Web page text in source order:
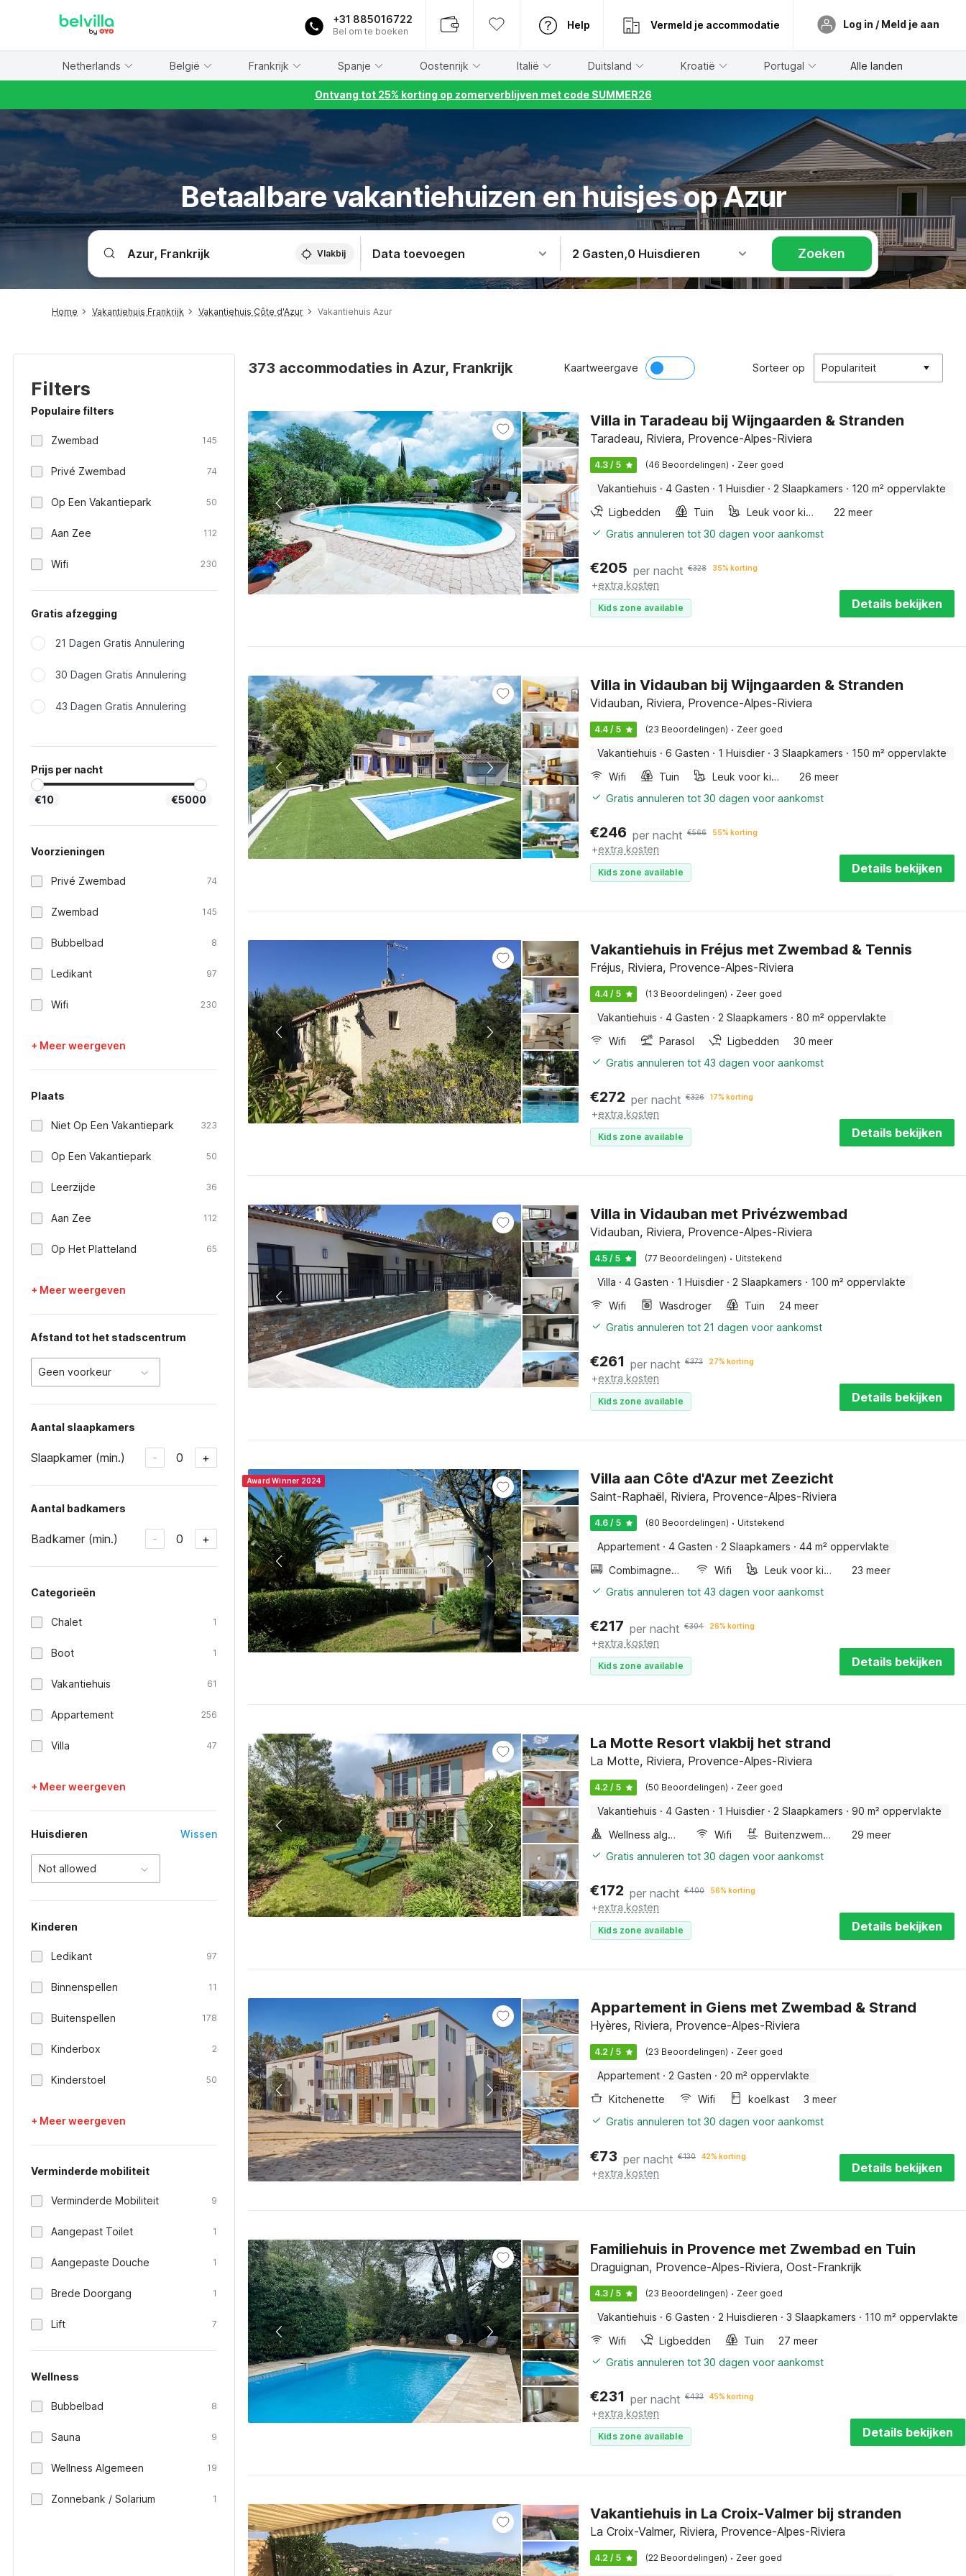
+31 885016722
Bel om te boeken
Help Vermeld je accommodatie Log in / Meld je aan
Netherlands België Frankrijk Spanje Oostenrijk Italië Duitsland Kroatië Portugal Alle landen
Ontvang tot 25% korting op zomerverblijven met code SUMMER26
Betaalbare vakantiehuizen en huisjes op Azur
Vlakbij Data toevoegen 2 Gasten,0 Huisdieren Zoeken
Home Vakantiehuis Frankrijk Vakantiehuis Côte d'Azur Vakantiehuis Azur
Filters
Populaire filters
Zwembad 145
Privé Zwembad 74
Op Een Vakantiepark 50
Aan Zee 112
Wifi 230
Gratis afzegging
21 Dagen Gratis Annulering
30 Dagen Gratis Annulering
43 Dagen Gratis Annulering
Prijs per nacht
€10 €5000
Voorzieningen
Privé Zwembad 74
Zwembad 145
Bubbelbad 8
Ledikant 97
Wifi 230
+ Meer weergeven
Plaats
Niet Op Een Vakantiepark 323
Op Een Vakantiepark 50
Leerzijde 36
Aan Zee 112
Op Het Platteland 65
+ Meer weergeven
Afstand tot het stadscentrum
Geen voorkeur
Aantal slaapkamers
Slaapkamer (min.) - 0 +
Aantal badkamers
Badkamer (min.) - 0 +
Categorieën
Chalet 1
Boot 1
Vakantiehuis 61
Appartement 256
Villa 47
+ Meer weergeven
Huisdieren Wissen
Not allowed
Kinderen
Ledikant 97
Binnenspellen 11
Buitenspellen 178
Kinderbox 2
Kinderstoel 50
+ Meer weergeven
Verminderde mobiliteit
Verminderde Mobiliteit 9
Aangepast Toilet 1
Aangepaste Douche 1
Brede Doorgang 1
Lift 7
Wellness
Bubbelbad 8
Sauna 9
Wellness Algemeen 19
Zonnebank / Solarium 1
373 accommodaties in Azur, Frankrijk Kaartweergave Sorteer op Populariteit
Villa in Taradeau bij Wijngaarden & Stranden
Taradeau, Riviera, Provence-Alpes-Riviera
4.3 / 5 (46 Beoordelingen) · Zeer goed
Vakantiehuis · 4 Gasten · 1 Huisdier · 2 Slaapkamers · 120 m² oppervlakte
Ligbedden
Tuin Leuk voor kinderen
22 meer
Gratis annuleren tot 30 dagen voor aankomst
€205 per nacht €328 35% korting
+extra kosten
Kids zone available Details bekijken
Villa in Vidauban bij Wijngaarden & Stranden
Vidauban, Riviera, Provence-Alpes-Riviera
4.4 / 5 (23 Beoordelingen) · Zeer goed
Vakantiehuis · 6 Gasten · 1 Huisdier · 3 Slaapkamers · 150 m² oppervlakte
Wifi
Tuin Leuk voor kinderen
26 meer
Gratis annuleren tot 30 dagen voor aankomst
€246 per nacht €566 55% korting
+extra kosten
Kids zone available Details bekijken
Vakantiehuis in Fréjus met Zwembad & Tennis
Fréjus, Riviera, Provence-Alpes-Riviera
4.4 / 5 (13 Beoordelingen) · Zeer goed
Vakantiehuis · 4 Gasten · 2 Slaapkamers · 80 m² oppervlakte
Wifi
Parasol Ligbedden
30 meer
Gratis annuleren tot 43 dagen voor aankomst
€272 per nacht €326 17% korting
+extra kosten
Kids zone available Details bekijken
Villa in Vidauban met Privézwembad
Vidauban, Riviera, Provence-Alpes-Riviera
4.5 / 5 (77 Beoordelingen) · Uitstekend
Villa · 4 Gasten · 1 Huisdier · 2 Slaapkamers · 100 m² oppervlakte
Wifi
Wasdroger Tuin
24 meer
Gratis annuleren tot 21 dagen voor aankomst
€261 per nacht €373 27% korting
+extra kosten
Kids zone available Details bekijken
Award Winner 2024 Villa aan Côte d'Azur met Zeezicht
Saint-Raphaël, Riviera, Provence-Alpes-Riviera
4.6 / 5 (80 Beoordelingen) · Uitstekend
Appartement · 4 Gasten · 2 Slaapkamers · 44 m² oppervlakte
Combimagnetron
Wifi Leuk voor kinderen
23 meer
Gratis annuleren tot 43 dagen voor aankomst
€217 per nacht €304 26% korting
+extra kosten
Kids zone available Details bekijken
La Motte Resort vlakbij het strand
La Motte, Riviera, Provence-Alpes-Riviera
4.2 / 5 (50 Beoordelingen) · Zeer goed
Vakantiehuis · 4 Gasten · 1 Huisdier · 2 Slaapkamers · 90 m² oppervlakte
Wellness algemeen
Wifi Buitenzwembad
29 meer
Gratis annuleren tot 30 dagen voor aankomst
€172 per nacht €400 56% korting
+extra kosten
Kids zone available Details bekijken
Appartement in Giens met Zwembad & Strand
Hyères, Riviera, Provence-Alpes-Riviera
4.2 / 5 (23 Beoordelingen) · Zeer goed
Appartement · 2 Gasten · 20 m² oppervlakte
Kitchenette
Wifi koelkast
3 meer
Gratis annuleren tot 30 dagen voor aankomst
€73 per nacht €130 42% korting
+extra kosten Details bekijken
Familiehuis in Provence met Zwembad en Tuin
Draguignan, Provence-Alpes-Riviera, Oost-Frankrijk
4.3 / 5 (23 Beoordelingen) · Zeer goed
Vakantiehuis · 6 Gasten · 2 Huisdieren · 3 Slaapkamers · 110 m² oppervlakte
Wifi
Ligbedden Tuin
27 meer
Gratis annuleren tot 30 dagen voor aankomst
€231 per nacht €433 45% korting
+extra kosten
Kids zone available Details bekijken
Vakantiehuis in La Croix-Valmer bij stranden
La Croix-Valmer, Riviera, Provence-Alpes-Riviera
4.2 / 5 (22 Beoordelingen) · Zeer goed